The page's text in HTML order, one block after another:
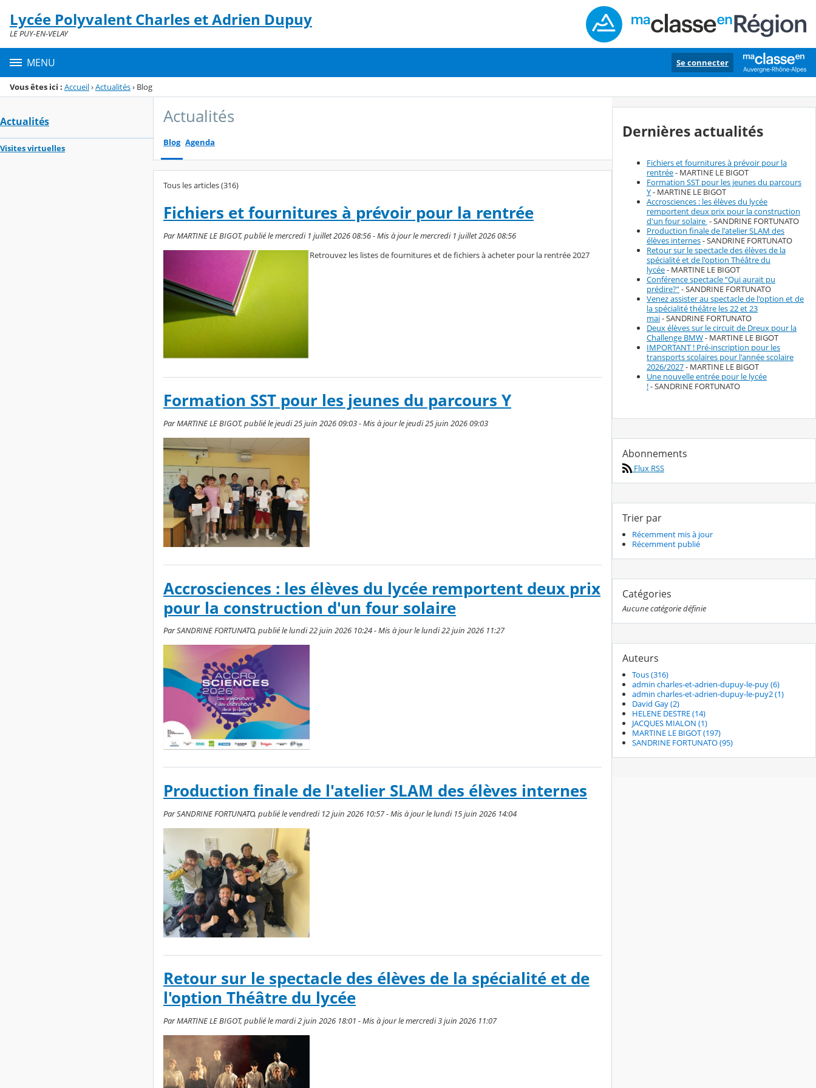
Menu de la rubrique
Contenu
Lycée Polyvalent Charles et Adrien Dupuy
LE PUY-EN-VELAY
MENU Se connecter
Vous êtes ici : Accueil›Actualités› Blog
Actualités
Visites virtuelles
Actualités
Blog Agenda
Tous les articles (316)
Fichiers et fournitures à prévoir pour la rentrée
Par MARTINE LE BIGOT, publié le mercredi 1 juillet 2026 08:56 - Mis à jour le mercredi 1 juillet 2026 08:56
Retrouvez les listes de fournitures et de fichiers à acheter pour la rentrée 2027
Formation SST pour les jeunes du parcours Y
Par MARTINE LE BIGOT, publié le jeudi 25 juin 2026 09:03 - Mis à jour le jeudi 25 juin 2026 09:03
Accrosciences : les élèves du lycée remportent deux prix
pour la construction d'un four solaire
Par SANDRINE FORTUNATO, publié le lundi 22 juin 2026 10:24 - Mis à jour le lundi 22 juin 2026 11:27
Production finale de l'atelier SLAM des élèves internes
Par SANDRINE FORTUNATO, publié le vendredi 12 juin 2026 10:57 - Mis à jour le lundi 15 juin 2026 14:04
Retour sur le spectacle des élèves de la spécialité et de
l'option Théâtre du lycée
Par MARTINE LE BIGOT, publié le mardi 2 juin 2026 18:01 - Mis à jour le mercredi 3 juin 2026 11:07
Dernières actualités
Fichiers et fournitures à prévoir pour la
rentrée- MARTINE LE BIGOT
Formation SST pour les jeunes du parcours
Y- MARTINE LE BIGOT
Accrosciences : les élèves du lycée
remportent deux prix pour la construction
d'un four solaire - SANDRINE FORTUNATO
Production finale de l'atelier SLAM des
élèves internes- SANDRINE FORTUNATO
Retour sur le spectacle des élèves de la
spécialité et de l'option Théâtre du
lycée- MARTINE LE BIGOT
Conférence spectacle “Qui aurait pu
prédire?”- SANDRINE FORTUNATO
Venez assister au spectacle de l'option et de
la spécialité théâtre les 22 et 23
mai- SANDRINE FORTUNATO
Deux élèves sur le circuit de Dreux pour la
Challenge BMW- MARTINE LE BIGOT
IMPORTANT ! Pré-inscription pour les
transports scolaires pour l'année scolaire
2026/2027- MARTINE LE BIGOT
Une nouvelle entrée pour le lycée
!- SANDRINE FORTUNATO
Abonnements
Flux RSS
Trier par
Récemment mis à jour
Récemment publié
Catégories
Aucune catégorie définie
Auteurs
Tous (316)
admin charles-et-adrien-dupuy-le-puy (6)
admin charles-et-adrien-dupuy-le-puy2 (1)
David Gay (2)
HELENE DESTRE (14)
JACQUES MIALON (1)
MARTINE LE BIGOT (197)
SANDRINE FORTUNATO (95)